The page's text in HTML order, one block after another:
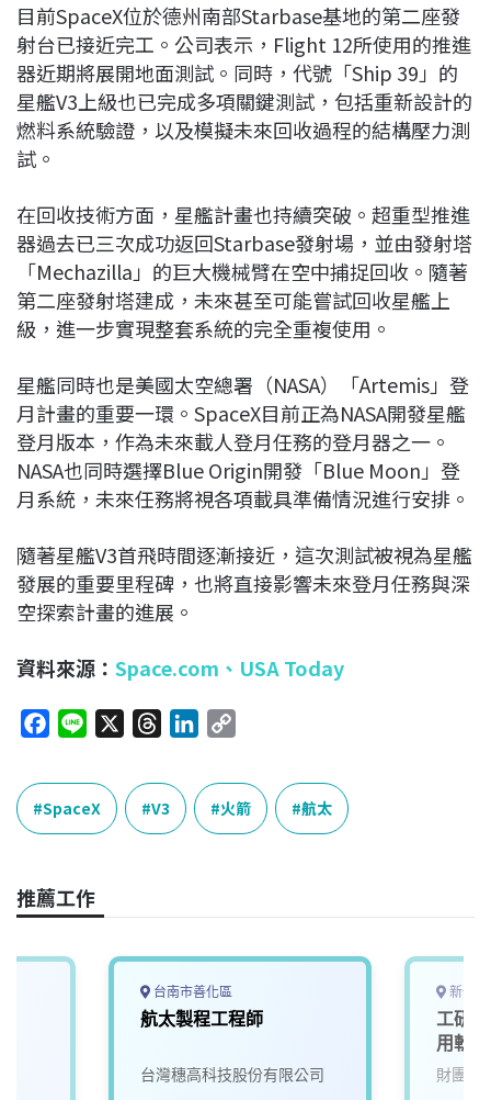
目前SpaceX位於德州南部Starbase基地的第二座發
射台已接近完工。公司表示，Flight 12所使用的推進
器近期將展開地面測試。同時，代號「Ship 39」的
星艦V3上級也已完成多項關鍵測試，包括重新設計的
燃料系統驗證，以及模擬未來回收過程的結構壓力測
試。
在回收技術方面，星艦計畫也持續突破。超重型推進
器過去已三次成功返回Starbase發射場，並由發射塔
「Mechazilla」的巨大機械臂在空中捕捉回收。隨著
第二座發射塔建成，未來甚至可能嘗試回收星艦上
級，進一步實現整套系統的完全重複使用。
星艦同時也是美國太空總署（NASA）「Artemis」登
月計畫的重要一環。SpaceX目前正為NASA開發星艦
登月版本，作為未來載人登月任務的登月器之一。
NASA也同時選擇Blue Origin開發「Blue Moon」登
月系統，未來任務將視各項載具準備情況進行安排。
隨著星艦V3首飛時間逐漸接近，這次測試被視為星艦
發展的重要里程碑，也將直接影響未來登月任務與深
空探索計畫的進展。
資料來源： Space.com 、 USA Today
c
e
b
o
k
n
e
r
e
a
n
e
n
p
y
L
k
SpaceX V3 火箭 航太
推薦工作
台南市善化區
航太製程工程師
台灣穗高科技股份有限公司
新竹
工研
用軟
財團法